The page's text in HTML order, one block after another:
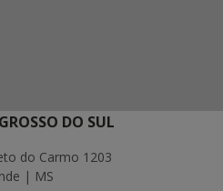
DO SUL
do Carmo 1203
| MS